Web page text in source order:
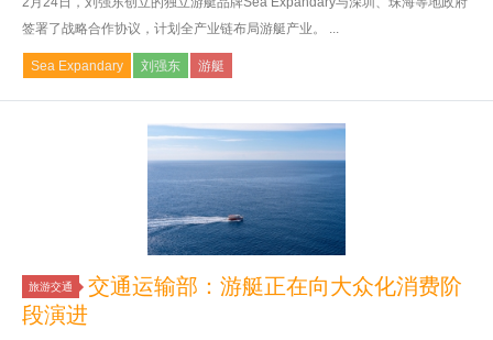
签署了战略合作协议，计划全产业链布局游艇产业。 ...
Sea Expandary 刘强东 游艇
旅游交通
交通运输部：游艇正在向大众化消费阶
段演进